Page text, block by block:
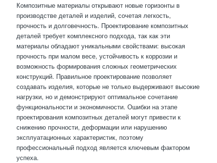
Композитные материалы открывают новые горизонты в
производстве деталей и изделий, сочетая легкость,
прочность и долговечность. Проектирование композитных
деталей требует комплексного подхода, так как эти
материалы обладают уникальными свойствами: высокая
прочность при малом весе, устойчивость к коррозии и
возможность формирования сложных геометрических
конструкций. Правильное проектирование позволяет
создавать изделия, которые не только выдерживают высокие
нагрузки, но и демонстрируют оптимальное сочетание
функциональности и экономичности. Ошибки на этапе
проектирования композитных деталей могут привести к
снижению прочности, деформации или нарушению
эксплуатационных характеристик, поэтому
профессиональный подход является ключевым фактором
успеха.